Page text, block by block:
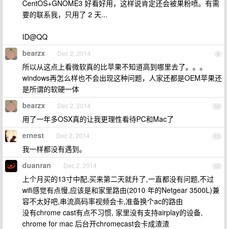
CentOS+GNOME3 好看好用，这样说肯定还会被果粉喷。有需
要的联系我，只用了 2 天...
ID@QQ
9
bearzx Dec 2, 2014
所以从这点上看微软真的比苹果不知道高到哪里去了。。。
windows再怎么样也不会出现这种问题，人家还都是OEM苹果还
是所谓的软硬一体
10
bearzx Dec 2, 2014
用了一年多OSX真的让我更理性看待PC和Mac了
11
ernest Dec 2, 2014
我一样都没有遇到。
12
duanran Dec 2, 2014
上个月买的13寸中配,买来第二天就升了,一直都没有问题,不过
wifi感觉有点慢,应该是和家里路由(2010 年的Netgear 3500L)兼
容不太好吧,串流高码率视频会卡,准备换个ac的路由
没有chrome cast有点不习惯, 家里没有支持airplay的设备,
chrome for mac 后台开chromecast会卡成渣渣